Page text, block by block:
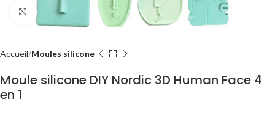
Click to enlarge
Accueil Moules silicone
Moule silicone DIY Nordic 3D Human Face 4
en 1